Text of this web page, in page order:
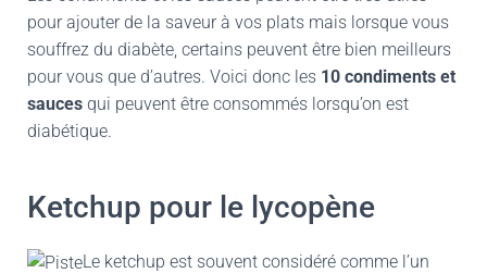
pour ajouter de la saveur à vos plats mais lorsque vous
souffrez du diabète, certains peuvent être bien meilleurs
pour vous que d’autres. Voici donc les 10 condiments et
sauces qui peuvent être consommés lorsqu’on est
diabétique.
Ketchup pour le lycopène
Le ketchup est souvent considéré comme l’un